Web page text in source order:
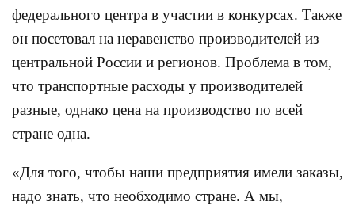
федерального центра в участии в конкурсах. Также
он посетовал на неравенство производителей из
центральной России и регионов. Проблема в том,
что транспортные расходы у производителей
разные, однако цена на производство по всей
стране одна.
«Для того, чтобы наши предприятия имели заказы,
надо знать, что необходимо стране. А мы,